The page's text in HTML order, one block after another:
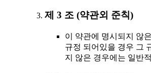
제 3 조 (약관외 준칙)
이 약관에 명시되지 않
규정 되어있을 경우 그
지 않은 경우에는 일반